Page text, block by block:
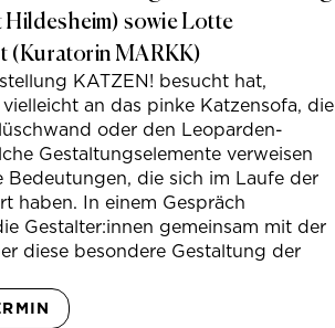
Hildesheim) sowie Lotte
(Kuratorin MARKK)
KATZEN! besucht hat,
an das pinke Katzensofa, die
oder den Leoparden-
Gestaltungselemente verweisen
Bedeutungen, die sich im Laufe der
haben. In einem Gespräch
Gestalter:innen gemeinsam mit der
diese besondere Gestaltung der